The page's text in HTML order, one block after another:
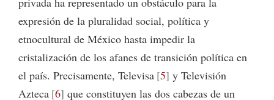
expresión de la pluralidad social, política y
etnocultural de México hasta impedir la
cristalización de los afanes de transición política en
el país. Precisamente, Televisa 5 y Televisión
Azteca 6 que constituyen las dos cabezas de un